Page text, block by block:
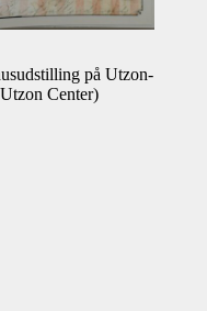
på Utzon-
Center)